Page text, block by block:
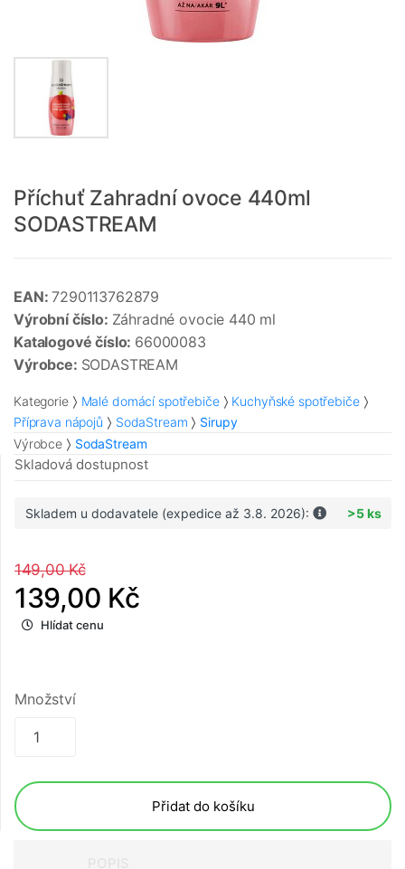
Příchuť Zahradní ovoce 440ml
SODASTREAM
EAN: 7290113762879
Výrobní číslo: Záhradné ovocie 440 ml
Katalogové číslo: 66000083
Výrobce: SODASTREAM
Kategorie Malé domácí spotřebiče
Kuchyňské spotřebiče
Příprava nápojů
SodaStream
Sirupy
Výrobce
SodaStream
Skladová dostupnost
Skladem u dodavatele (expedice až 3.8. 2026): >5 ks
149,00 Kč
139,00 Kč
Hlídat cenu
Množství
Přidat do košíku